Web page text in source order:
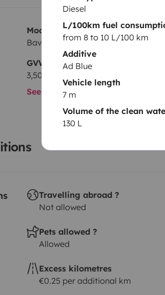
Diesel
L/100km fuel
from 8 to 10 L/100 km
Additive
Ad Blue
Vehicle length
7 m
Volume of the clean
130 L
Model
Bavaria
GVW
3,500 kg
See all characteristics
Travelling abroad ?
Not allowed
Pets allowed ?
Allowed
Excess kilometres
€0.25 per additional km